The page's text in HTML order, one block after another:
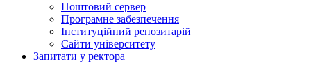
Поштовий сервер
Програмне забезпечення
Інституційний репозитарій
Сайти університету
Запитати у ректора